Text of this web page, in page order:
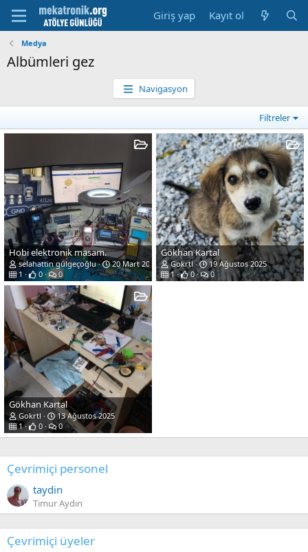
Giriş yap Kayıt ol
Medya
Albümleri gez
Navigasyon
Filtreler
Hobi elektronik masam.
selahattin gülgeçoğlu
20 Mart 2026
1
0 0
Gökhan Kartal
Gokrtl
19 Ağustos 2025
1
0 0
Gökhan Kartal
Gokrtl
13 Ağustos 2025
1
0 0
Çevrimiçi personel
taydin
Timur Aydın
Çevrimiçi üyeler